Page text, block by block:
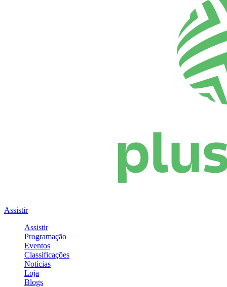
Assistir
Assistir
Programação
Eventos
Classificações
Notícias
Loja
Blogs